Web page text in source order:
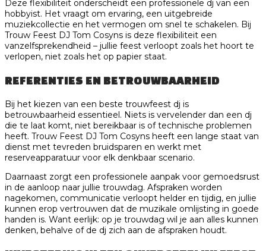
Deze flexibiliteit onderscheidt een professionele dj van een
hobbyist. Het vraagt om ervaring, een uitgebreide
muziekcollectie en het vermogen om snel te schakelen. Bij
Trouw Feest DJ Tom Cosyns is deze flexibiliteit een
vanzelfsprekendheid – jullie feest verloopt zoals het hoort te
verlopen, niet zoals het op papier staat.
REFERENTIES EN BETROUWBAARHEID
Bij het kiezen van een beste trouwfeest dj is
betrouwbaarheid essentieel. Niets is vervelender dan een dj
die te laat komt, niet bereikbaar is of technische problemen
heeft. Trouw Feest DJ Tom Cosyns heeft een lange staat van
dienst met tevreden bruidsparen en werkt met
reserveapparatuur voor elk denkbaar scenario.
Daarnaast zorgt een professionele aanpak voor gemoedsrust
in de aanloop naar jullie trouwdag. Afspraken worden
nagekomen, communicatie verloopt helder en tijdig, en jullie
kunnen erop vertrouwen dat de muzikale omlijsting in goede
handen is. Want eerlijk: op je trouwdag wil je aan alles kunnen
denken, behalve of de dj zich aan de afspraken houdt.